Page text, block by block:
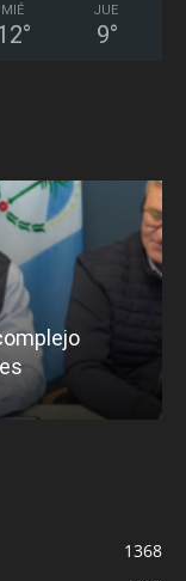
MIÉ
°
JUE
9°
1368